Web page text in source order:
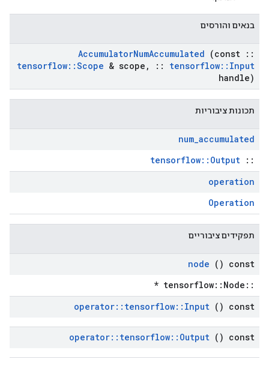
בנאים והורסים
AccumulatorNumAccumulated (const ::
tensorflow::Scope & scope , :: tensorflow:: Input
handle)
תכונות ציבוריות
num_accumulated
::
tensorflow::Output
operation
Operation
תפקידים ציבוריים
node () const
::tensorflow::Node *
operator:: tensorflow:: Input () const
operator:: tensorflow:: Output () const